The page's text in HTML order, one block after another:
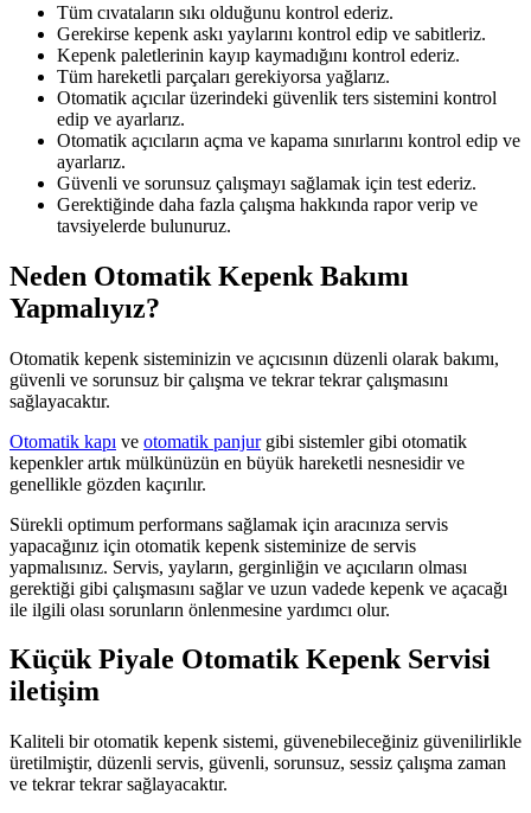
Tüm cıvataların sıkı olduğunu kontrol ederiz.
Gerekirse kepenk askı yaylarını kontrol edip ve sabitleriz.
Kepenk paletlerinin kayıp kaymadığını kontrol ederiz.
Tüm hareketli parçaları gerekiyorsa yağlarız.
Otomatik açıcılar üzerindeki güvenlik ters sistemini kontrol
edip ve ayarlarız.
Otomatik açıcıların açma ve kapama sınırlarını kontrol edip ve
ayarlarız.
Güvenli ve sorunsuz çalışmayı sağlamak için test ederiz.
Gerektiğinde daha fazla çalışma hakkında rapor verip ve
tavsiyelerde bulunuruz.
Neden Otomatik Kepenk Bakımı
Yapmalıyız?
Otomatik kepenk sisteminizin ve açıcısının düzenli olarak bakımı,
güvenli ve sorunsuz bir çalışma ve tekrar tekrar çalışmasını
sağlayacaktır.
Otomatik kapı ve otomatik panjurgibi sistemler gibi otomatik
kepenkler artık mülkünüzün en büyük hareketli nesnesidir ve
genellikle gözden kaçırılır.
Sürekli optimum performans sağlamak için aracınıza servis
yapacağınız için otomatik kepenk sisteminize de servis
yapmalısınız. Servis, yayların, gerginliğin ve açıcıların olması
gerektiği gibi çalışmasını sağlar ve uzun vadede kepenk ve açacağı
ile ilgili olası sorunların önlenmesine yardımcı olur.
Küçük Piyale Otomatik Kepenk Servisi
iletişim
Kaliteli bir otomatik kepenk sistemi, güvenebileceğiniz güvenilirlikle
üretilmiştir, düzenli servis, güvenli, sorunsuz, sessiz çalışma zaman
ve tekrar tekrar sağlayacaktır.